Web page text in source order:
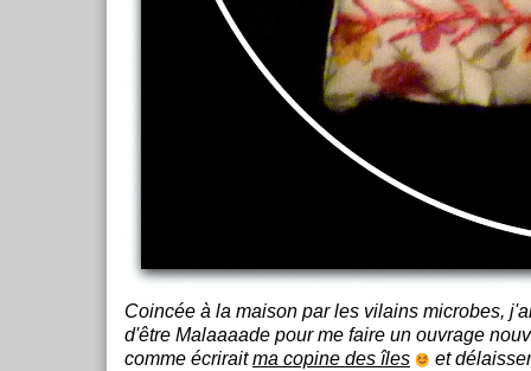
Coincée à la maison par les vilains microbes,
d'être Malaaaade pour me faire un ouvrage
comme écriraitma copine des îles
et